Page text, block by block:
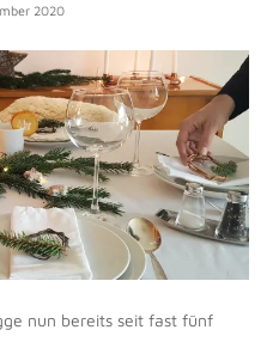
2020
nun bereits seit fast fünf